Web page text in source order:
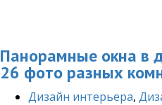
Панорамные окна в
26 фото разных
Дизайн интерьера,